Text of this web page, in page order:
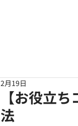
【お役立
法
2月19日